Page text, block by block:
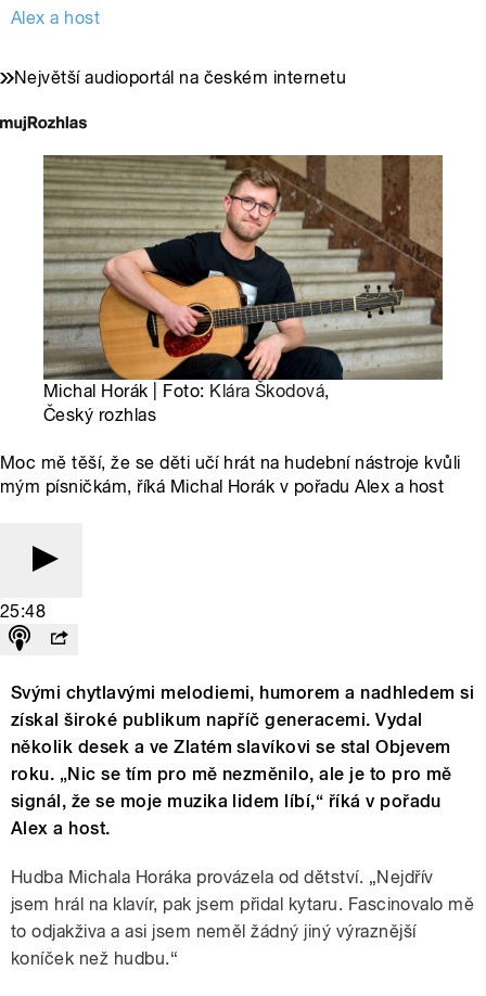
Alex a host
Největší audioportál na českém internetu
Michal Horák | Foto: Klára Škodová,
Český rozhlas
Moc mě těší, že se děti učí hrát na hudební nástroje kvůli
mým písničkám, říká Michal Horák v pořadu Alex a host
25:48
Svými chytlavými melodiemi, humorem a nadhledem si
získal široké publikum napříč generacemi. Vydal
několik desek a ve Zlatém slavíkovi se stal Objevem
roku. „Nic se tím pro mě nezměnilo, ale je to pro mě
signál, že se moje muzika lidem líbí,“ říká v pořadu
Alex a host.
Hudba Michala Horáka provázela od dětství. „Nejdřív
jsem hrál na klavír, pak jsem přidal kytaru. Fascinovalo mě
to odjakživa a asi jsem neměl žádný jiný výraznější
koníček než hudbu.“